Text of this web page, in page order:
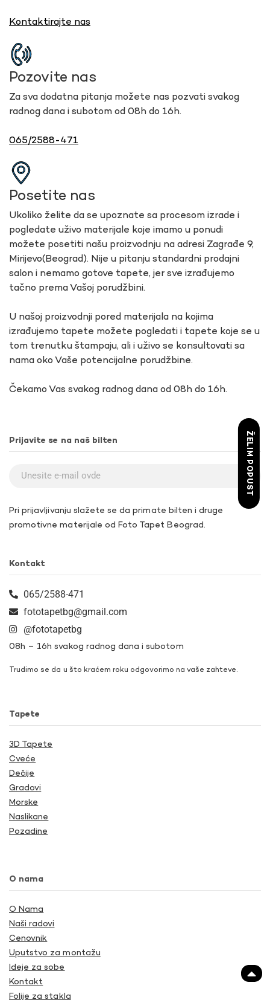
Kontaktirajte nas
Pozovite nas
Za sva dodatna pitanja možete nas pozvati svakog
radnog dana i subotom od 08h do 16h.
065/2588-471
Posetite nas
Ukoliko želite da se upoznate sa procesom izrade i
pogledate uživo materijale koje imamo u ponudi
možete posetiti našu proizvodnju na adresi Zagrađe 9,
Mirijevo(Beograd). Nije u pitanju standardni prodajni
salon i nemamo gotove tapete, jer sve izrađujemo
tačno prema Vašoj porudžbini.
U našoj proizvodnji pored materijala na kojima
izrađujemo tapete možete pogledati i tapete koje se u
tom trenutku štampaju, ali i uživo se konsultovati sa
nama oko Vaše potencijalne porudžbine.
Čekamo Vas svakog radnog dana od 08h do 16h.
Prijavite se na naš bilten
Pri prijavljivanju slažete se da primate bilten i druge
promotivne materijale od Foto Tapet Beograd.
Kontakt
065/2588-471
fototapetbg@gmail.com
@fototapetbg
08h – 16h svakog radnog dana i subotom
Trudimo se da u što kraćem roku odgovorimo na vaše zahteve.
Tapete
3D Tapete
Cveće
Dečije
Gradovi
Morske
Naslikane
Pozadine
O nama
O Nama
Naši radovi
Cenovnik
Uputstvo za montažu
Ideje za sobe
Kontakt
Folije za stakla
ŽELIM POPUST